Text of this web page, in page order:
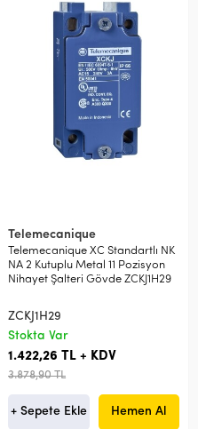
Telemecanique
Telemecanique XC Standartlı NK
NA 2 Kutuplu Metal 11 Pozisyon
Nihayet Şalteri Gövde ZCKJ1H29
ZCKJ1H29
Stokta Var
1.422,26 TL + KDV
3.878,90 TL
+ Sepete Ekle Hemen Al